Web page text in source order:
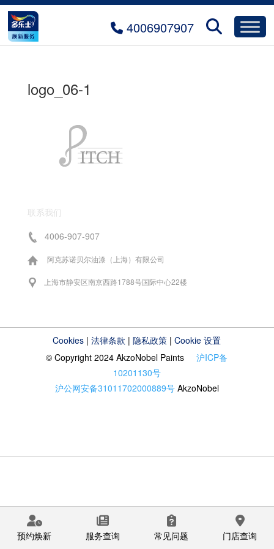
4006907907
logo_06-1
联系我们
4006-907-907
阿克苏诺贝尔油漆（上海）有限公司
上海市静安区南京西路1788号国际中心22楼
Cookies |法律条款 |隐私政策 |Cookie 设置
© Copyright 2024 AkzoNobel Paints沪ICP备
10201130号
沪公网安备31011702000889号 AkzoNobel
预约焕新 服务查询 常见问题 门店查询